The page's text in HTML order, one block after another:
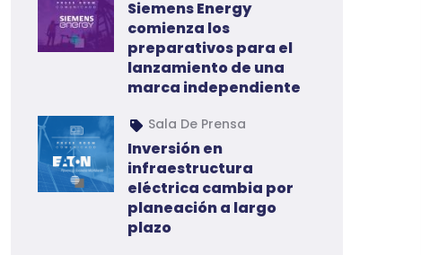
Siemens Energy
comienza los
preparativos para el
lanzamiento de una
marca independiente
Sala De Prensa
Inversión en
infraestructura
eléctrica cambia por
planeación a largo
plazo